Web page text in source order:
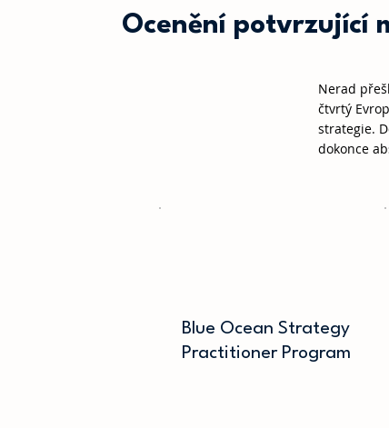
Ocenění potvrzující
Nerad
čtvrtý
strategie.
dokonce
Blue Ocean Strategy
Practitioner Program